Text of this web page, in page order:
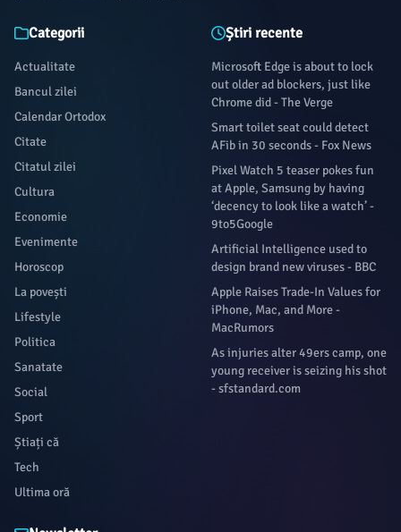
Categorii
Actualitate
Bancul zilei
Calendar Ortodox
Citate
Citatul zilei
Cultura
Economie
Evenimente
Horoscop
La povești
Lifestyle
Politica
Sanatate
Social
Sport
Știați că
Tech
Ultima oră
Știri recente
Microsoft Edge is about to lock
out older ad blockers, just like
Chrome did - The Verge
Smart toilet seat could detect
AFib in 30 seconds - Fox News
Pixel Watch 5 teaser pokes fun
at Apple, Samsung by having
‘decency to look like a watch’ -
9to5Google
Artificial Intelligence used to
design brand new viruses - BBC
Apple Raises Trade-In Values for
iPhone, Mac, and More -
MacRumors
As injuries alter 49ers camp, one
young receiver is seizing his shot
- sfstandard.com